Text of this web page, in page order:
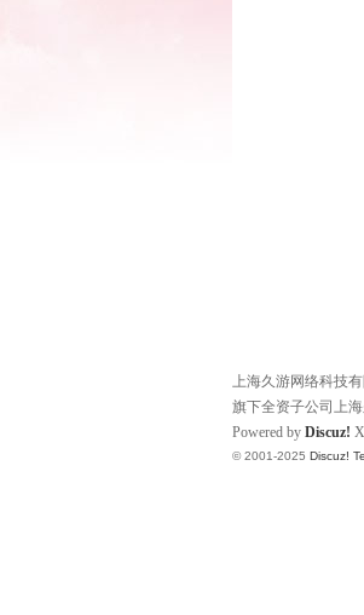
上海久游网络科技
旗下全资子公司上
Powered by Discuz!
© 2001-2025 Discuz!